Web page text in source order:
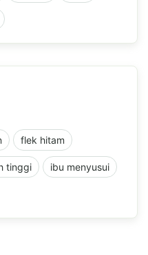
flek hitam
tinggi ibu menyusui